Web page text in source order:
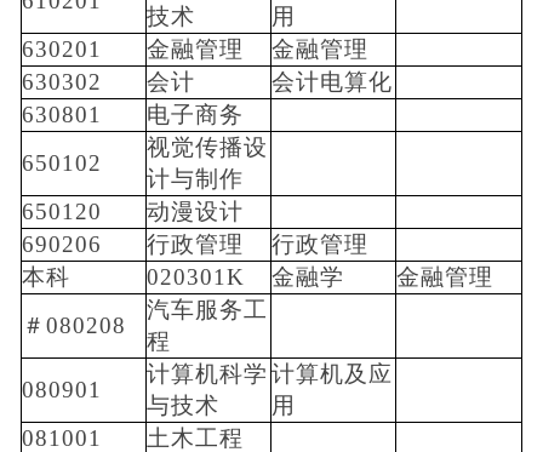
技术
用
630201
金融管理
金融管理
630302
会计
会计电算化
630801
电子商务
650102
视觉传播设
计与制作
650120
动漫设计
690206
行政管理
行政管理
本科
020301K 金融学
金融管理
＃080208
汽车服务工
程
080901
计算机科学
与技术
计算机及应
用
081001
土木工程